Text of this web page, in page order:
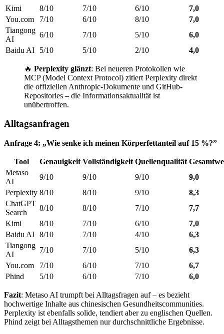
Kimi
8/10 7/10 6/10
7,0
You.com
7/10 6/10 8/10
7,0
Tiangong
AI
6/10 7/10 5/10
6,0
Baidu AI
5/10 5/10 2/10 4,0
🔥 Perplexity glänzt: Bei neueren Protokollen wie
MCP (Model Context Protocol) zitiert Perplexity direkt
die offiziellen Anthropic-Dokumente und GitHub-
Repositories – die Informationsaktualität ist
unübertroffen.
Alltagsanfragen
Anfrage 4: „Wie senke ich meinen Körperfettanteil auf 15 %?”
Tool Genauigkeit Vollständigkeit Quellenqualität
Metaso
AI
9/10 9/10 9/10
9,0
Perplexity 8/10 8/10 9/10
8,3
ChatGPT
Search
8/10 8/10 7/10
7,7
Kimi
8/10 7/10 6/10
7,0
Baidu AI 8/10 7/10 4/10
6,3
Tiangong
AI
7/10 7/10 5/10
6,3
You.com
7/10 6/10 7/10
6,7
Phind
5/10 6/10 7/10 6,0
Fazit: Metaso AI trumpft bei Alltagsfragen auf – es bezieht
hochwertige Inhalte aus chinesischen Gesundheitscommunities.
Perplexity ist ebenfalls solide, tendiert aber zu englischen Quellen.
Phind zeigt bei Alltagsthemen nur durchschnittliche Ergebnisse.